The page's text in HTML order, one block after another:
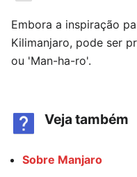
Embora a inspiração
Kilimanjaro, pode ser
ou 'Man-ha-ro'.
Veja também
Sobre Manjaro